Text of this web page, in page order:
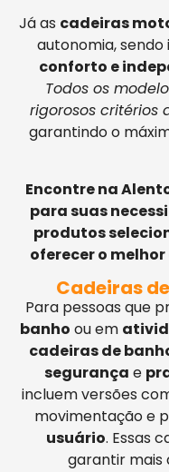
Já as cadeiras
autonomia,
conforto e
Todos os
rigorosos critérios
garantindo o
Encontre na
para suas
produtos
oferecer o
Cadeiras
Para pessoas que
banho ou em
cadeiras de
segurança e
incluem versões
movimentação e
usuário. Essas
garantir mais